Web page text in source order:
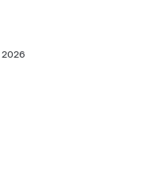
2026